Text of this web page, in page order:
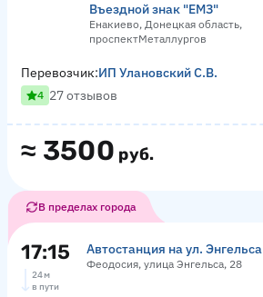
Въездной знак "ЕМЗ"
Енакиево, Донецкая область,
проспектМеталлургов
≈ 3500 руб.
Перевозчик:ИП Улановский С.В.
4 27 отзывов
В пределах города
17:15 Автостанция на ул. Энгельса
Феодосия, улица Энгельса, 28
24 м
в пути